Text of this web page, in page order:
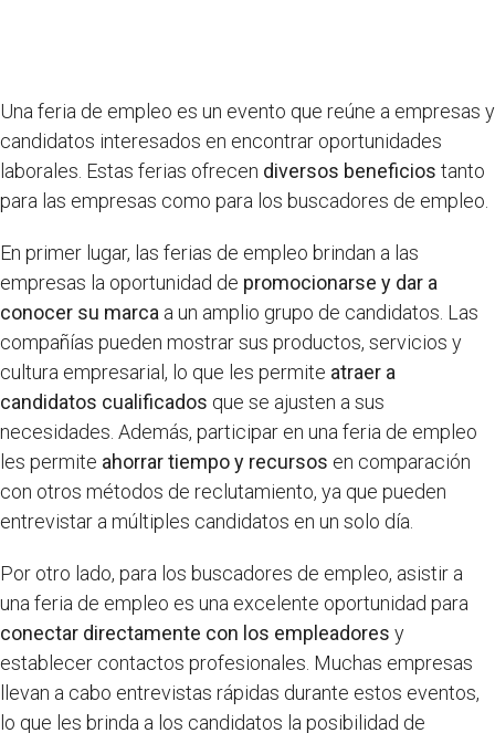
Una feria de empleo es un evento que reúne a empresas y
candidatos interesados en encontrar oportunidades
laborales. Estas ferias ofrecen diversos beneficios tanto
para las empresas como para los buscadores de empleo.
En primer lugar, las ferias de empleo brindan a las
empresas la oportunidad de promocionarse y dar a
conocer su marca a un amplio grupo de candidatos. Las
compañías pueden mostrar sus productos, servicios y
cultura empresarial, lo que les permite atraer a
candidatos cualificados que se ajusten a sus
necesidades. Además, participar en una feria de empleo
les permite ahorrar tiempo y recursos en comparación
con otros métodos de reclutamiento, ya que pueden
entrevistar a múltiples candidatos en un solo día.
Por otro lado, para los buscadores de empleo, asistir a
una feria de empleo es una excelente oportunidad para
conectar directamente con los empleadores y
establecer contactos profesionales. Muchas empresas
llevan a cabo entrevistas rápidas durante estos eventos,
lo que les brinda a los candidatos la posibilidad de